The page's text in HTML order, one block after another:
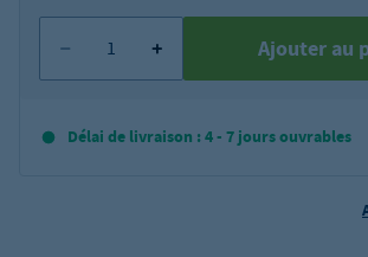
Ajouter au
Délai de livraison : 4 - 7 jours ouvrables